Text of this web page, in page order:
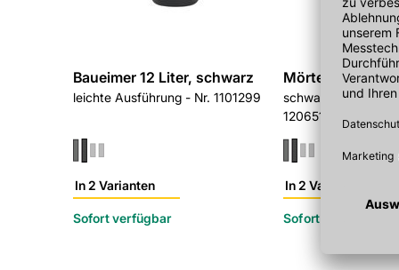
Baueimer 12 Liter, schwarz
leichte Ausführung - Nr. 1101299
In 2 Varianten
Sofort verfügbar
Mörtelkasten 65
schwarz, 650x350
1206511
In 2 Varianten
Sofort verfügbar